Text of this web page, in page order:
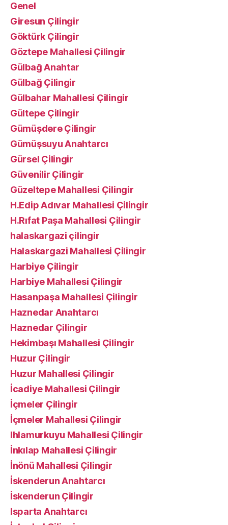
Genel
Giresun Çilingir
Göktürk Çilingir
Göztepe Mahallesi Çilingir
Gülbağ Anahtar
Gülbağ Çilingir
Gülbahar Mahallesi Çilingir
Gültepe Çilingir
Gümüşdere Çilingir
Gümüşsuyu Anahtarcı
Gürsel Çilingir
Güvenilir Çilingir
Güzeltepe Mahallesi Çilingir
H.Edip Adıvar Mahallesi Çilingir
H.Rıfat Paşa Mahallesi Çilingir
halaskargazi çilingir
Halaskargazi Mahallesi Çilingir
Harbiye Çilingir
Harbiye Mahallesi Çilingir
Hasanpaşa Mahallesi Çilingir
Haznedar Anahtarcı
Haznedar Çilingir
Hekimbaşı Mahallesi Çilingir
Huzur Çilingir
Huzur Mahallesi Çilingir
İcadiye Mahallesi Çilingir
İçmeler Çilingir
İçmeler Mahallesi Çilingir
Ihlamurkuyu Mahallesi Çilingir
İnkılap Mahallesi Çilingir
İnönü Mahallesi Çilingir
İskenderun Anahtarcı
İskenderun Çilingir
Isparta Anahtarcı